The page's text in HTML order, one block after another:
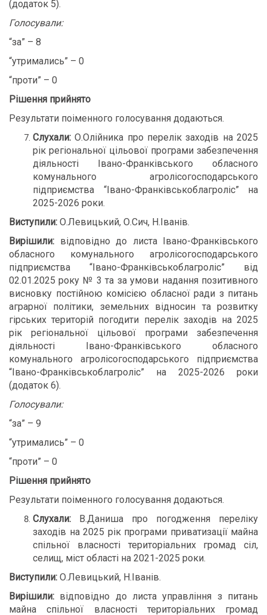
(додаток 5).
Голосували:
“за” – 8
“утримались” – 0
“проти” – 0
Рішення прийнято
Результати поіменного голосування додаються.
Слухали:О.Олійника про перелік заходів на 2025
рік регіональної цільової програми забезпечення
діяльності Івано-Франківського обласного
комунального агролісогосподарського
підприємства “Івано-Франківськоблагроліс” на
2025-2026 роки.
Виступили: О.Левицький, О.Сич, Н.Іванів.
Вирішили: відповідно до листа Івано-Франківського
обласного комунального агролісогосподарського
підприємства “Івано-Франківськоблагроліс” від
02.01.2025 року № 3 та за умови надання позитивного
висновку постійною комісією обласної ради з питань
аграрної політики, земельних відносин та розвитку
гірських територій погодити перелік заходів на 2025
рік регіональної цільової програми забезпечення
діяльності Івано-Франківського обласного
комунального агролісогосподарського підприємства
“Івано-Франківськоблагроліс” на 2025-2026 роки
(додаток 6).
Голосували:
“за” – 9
“утримались” – 0
“проти” – 0
Рішення прийнято
Результати поіменного голосування додаються.
Слухали: В.Даниша про погодження переліку
заходів на 2025 рік програми приватизації майна
спільної власності територіальних громад сіл,
селищ, міст області на 2021-2025 роки.
Виступили: О.Левицький, Н.Іванів.
Вирішили: відповідно до листа управління з питань
майна спільної власності територіальних громад